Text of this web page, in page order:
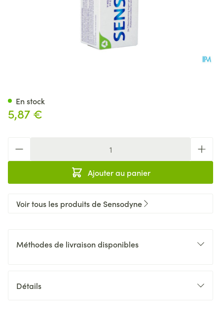
5,87 €
Ajouter au panier
En stock
Voir tous les produits de Sensodyne
Méthodes de livraison disponibles
Détails